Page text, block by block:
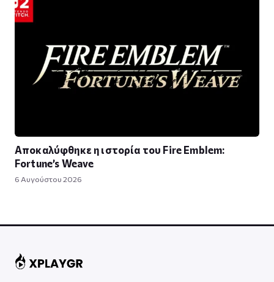
Αποκαλύφθηκε η ιστορία του Fire Emblem:
Fortune’s Weave
6 Αυγούστου 2026